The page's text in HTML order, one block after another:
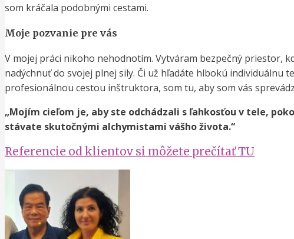
som kráčala podobnými cestami.
Moje pozvanie pre vás
V mojej práci nikoho nehodnotím. Vytváram bezpečný priestor,
nadýchnuť do svojej plnej sily. Či už hľadáte hlbokú individuálnu
profesionálnou cestou inštruktora, som tu, aby som vás
„Mojím cieľom je, aby ste odchádzali s ľahkosťou v tele,
stávate skutočnými alchymistami vášho života.“
Referencie od klientov si môžete prečítať TU